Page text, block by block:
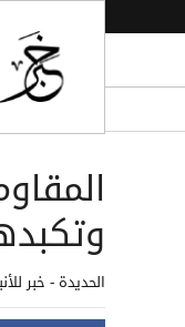
الحديدة - خبر